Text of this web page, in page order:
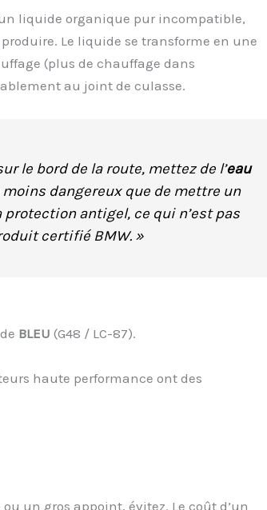
liquide organique pur incompatible,
Le liquide se transforme en une
(plus de chauffage dans
au joint de culasse.
le bord de la route, mettez de l’eau
moins dangereux que de mettre un
antigel, ce qui n’est pas
certifié BMW. »
BLEU (G48 / LC-87).
haute performance ont des
un gros appoint, évitez. Le coût d’un